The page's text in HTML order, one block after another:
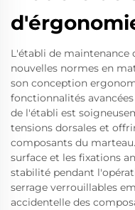
L'établi de maintenance
nouvelles normes en
son conception
fonctionnalités
de l'établi est
tensions dorsales et
composants du
surface et les fixations
stabilité pendant
serrage verrouillables
accidentelle des